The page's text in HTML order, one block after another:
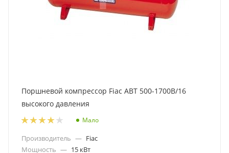
Поршневой компрессор Fiac ABT 500-1700B/16
высокого давления
Мало
Производитель — Fiac
Мощность — 15 кВт